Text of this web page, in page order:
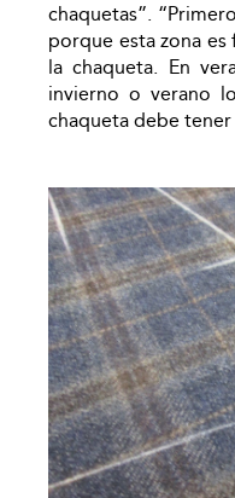
chaquetas”.
porque esta zona
la chaqueta. En
invierno o verano
chaqueta debe tener